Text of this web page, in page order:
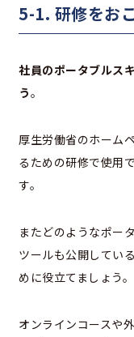
5-1. 研修をお
社員のポータブルス
う。
厚生労働省のホーム
るための研修で使用
す。
またどのようなポー
ツールも公開してい
めに役立てましょう。
オンラインコースや